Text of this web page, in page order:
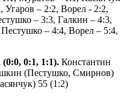
Угаров – 2:2, Ворел - 2:2,
– 3:3, Галкин – 4:3,
– 4:4, Ворел – 5:4,
(0:0, 0:1, 1:1). Константин
(Пестушко, Смирнов)
55 (1:2)